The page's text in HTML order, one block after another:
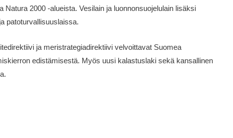
2000 -alueista. Vesilain ja luonnonsuojelulain lisäksi
patoturvallisuuslaissa.
ja meristrategiadirektiivi velvoittavat Suomea
edistämisestä. Myös uusi kalastuslaki sekä kansallinen